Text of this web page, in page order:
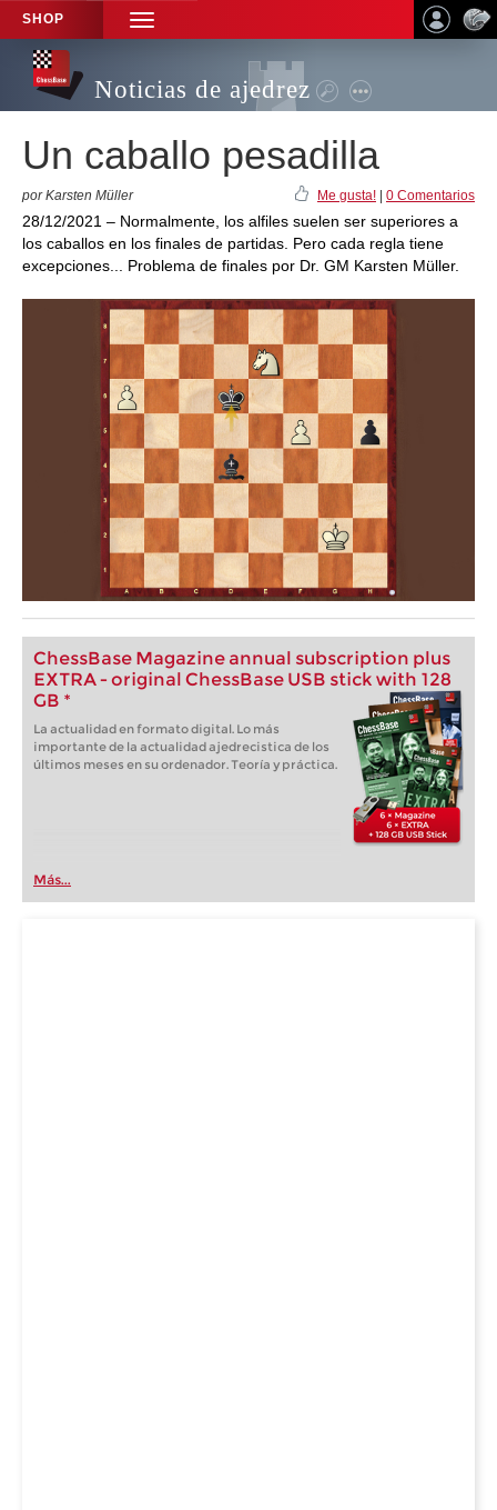
SHOP
TOGGLE
NAVIGATION
Noticias de ajedrez
Un caballo pesadilla
por Karsten Müller Me gusta! 0 Comentarios
28/12/2021 – Normalmente, los alfiles suelen ser superiores a
los caballos en los finales de partidas. Pero cada regla tiene
excepciones... Problema de finales por Dr. GM Karsten Müller.
ChessBase Magazine annual subscription plus
EXTRA - original ChessBase USB stick with 128
GB *
La actualidad en formato digital. Lo más
importante de la actualidad ajedrecistica de los
últimos meses en su ordenador. Teoría y práctica.
Más...